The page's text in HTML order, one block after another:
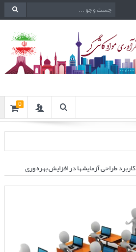
0
کاربرد طراحی آزمایشها در افزایش بهره وری